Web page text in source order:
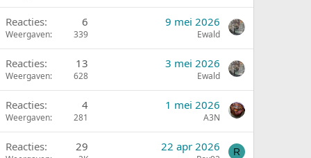
Reacties 6
Weergaven 339
9 mei 2026
Ewald
Reacties 13
Weergaven 628
3 mei 2026
Ewald
Reacties 4
Weergaven 281
1 mei 2026
A3N
Reacties 29 22 apr 2026 R